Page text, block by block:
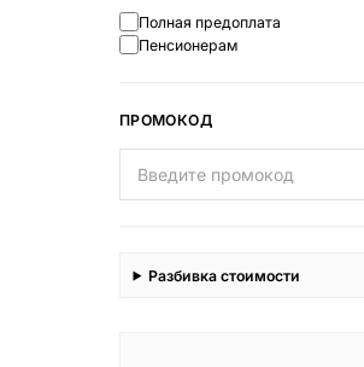
Полная предоплата
Пенсионерам
ПРОМОКОД
Разбивка стоимости